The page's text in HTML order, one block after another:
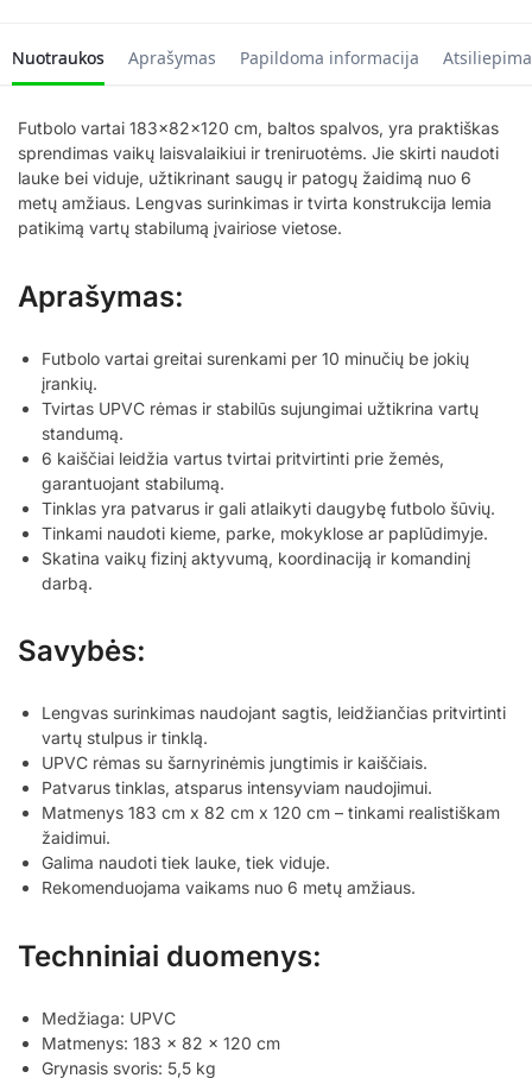
Nuotraukos Aprašymas Papildoma informacija
Futbolo vartai 183x82x120 cm, baltos spalvos, yra praktiškas
sprendimas vaikų laisvalaikiui ir treniruotėms. Jie skirti naudoti
lauke bei viduje, užtikrinant saugų ir patogų žaidimą nuo 6
metų amžiaus. Lengvas surinkimas ir tvirta konstrukcija lemia
patikimą vartų stabilumą įvairiose vietose.
Aprašymas:
Futbolo vartai greitai surenkami per 10 minučių be jokių
įrankių.
Tvirtas UPVC rėmas ir stabilūs sujungimai užtikrina vartų
standumą.
6 kaiščiai leidžia vartus tvirtai pritvirtinti prie žemės,
garantuojant stabilumą.
Tinklas yra patvarus ir gali atlaikyti daugybę futbolo šūvių.
Tinkami naudoti kieme, parke, mokyklose ar paplūdimyje.
Skatina vaikų fizinį aktyvumą, koordinaciją ir komandinį
darbą.
Savybės:
Lengvas surinkimas naudojant sagtis, leidžiančias pritvirtinti
vartų stulpus ir tinklą.
UPVC rėmas su šarnyrinėmis jungtimis ir kaiščiais.
Patvarus tinklas, atsparus intensyviam naudojimui.
Matmenys 183 cm x 82 cm x 120 cm – tinkami realistiškam
žaidimui.
Galima naudoti tiek lauke, tiek viduje.
Rekomenduojama vaikams nuo 6 metų amžiaus.
Techniniai duomenys:
Medžiaga: UPVC
Matmenys: 183 x 82 x 120 cm
Grynasis svoris: 5,5 kg